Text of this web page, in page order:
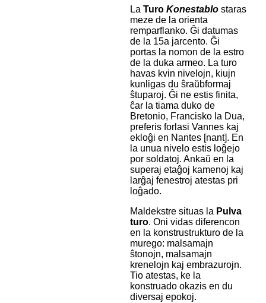
La Turo Konestablostaras
meze de la orienta
remparflanko. Ĝi datumas
de la 15a jarcento. Ĝi
portas la nomon de la estro
de la duka armeo. La turo
havas kvin nivelojn, kiujn
kunligas du ŝraŭbformaj
ŝtuparoj. Ĝi ne estis finita,
ĉar la tiama duko de
Bretonio, Francisko la Dua,
preferis forlasi Vannes kaj
ekloĝi en Nantes [nant]. En
la unua nivelo estis loĝejo
por soldatoj. Ankaŭ en la
superaj etaĝoj kamenoj kaj
larĝaj fenestroj atestas pri
loĝado.
Maldekstre situas la Pulva
turo. Oni vidas diferencon
en la konstrustrukturo de la
murego: malsamajn
ŝtonojn, malsamajn
krenelojn kaj embrazurojn.
Tio atestas, ke la
konstruado okazis en du
diversaj epokoj.